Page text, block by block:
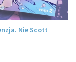
Nie Scott